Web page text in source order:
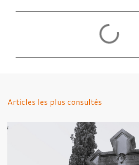
Articles les plus consultés